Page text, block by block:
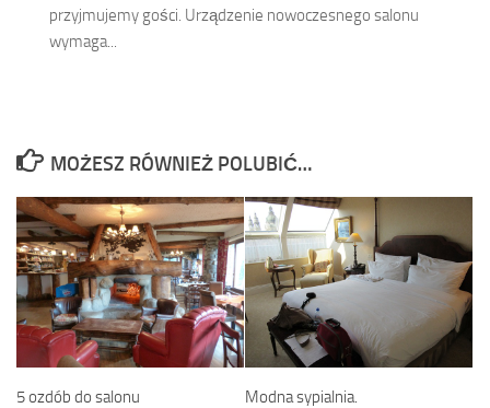
przyjmujemy gości. Urządzenie nowoczesnego salonu
wymaga...
MOŻESZ RÓWNIEŻ POLUBIĆ…
5 ozdób do salonu Modna sypialnia.